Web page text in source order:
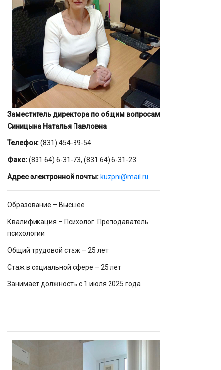
Заместитель директора по общим вопросам
Синицына Наталья Павловна
Телефон:(831) 454-39-54
Факс:(831 64) 6-31-73, (831 64) 6-31-23
Адрес электронной почты: kuzpni@mail.ru
Образование – Высшее
Квалификация – Психолог. Преподаватель
психологии
Общий трудовой стаж – 25 лет
Стаж в социальной сфере – 25 лет
Занимает должность с 1 июля 2025 года